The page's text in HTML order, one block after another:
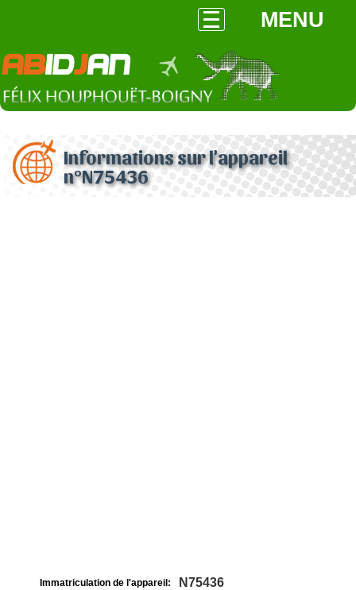
MENU
Informations sur l'appareil
n°N75436
Immatriculation de l'appareil: N75436